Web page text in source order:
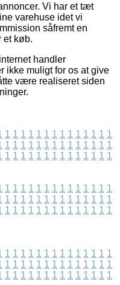
Vi har et tæt
varehuse idet vi
såfremt en
et køb.
handler
ikke muligt for os at give
være realiseret siden
1 1 1 1 1 1 1 1 1 1 1 1 1 1
1 1 1 1 1 1 1 1 1 1 1 1 1 1
1 1 1 1 1 1 1 1 1 1 1 1 1 1
1 1 1 1 1 1 1 1 1 1 1 1 1 1
1 1 1 1 1 1 1 1 1 1 1 1 1 1
1 1 1 1 1 1 1 1 1 1 1 1 1 1
1 1 1 1 1 1 1 1 1 1 1 1 1 1
1 1 1 1 1 1 1 1 1 1 1 1 1 1
1 1 1 1 1 1 1 1 1 1 1 1 1 1